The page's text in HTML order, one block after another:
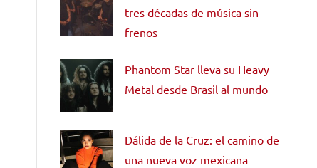
tres décadas de música sin
frenos
Phantom Star lleva su Heavy
Metal desde Brasil al mundo
Dálida de la Cruz: el camino de
una nueva voz mexicana